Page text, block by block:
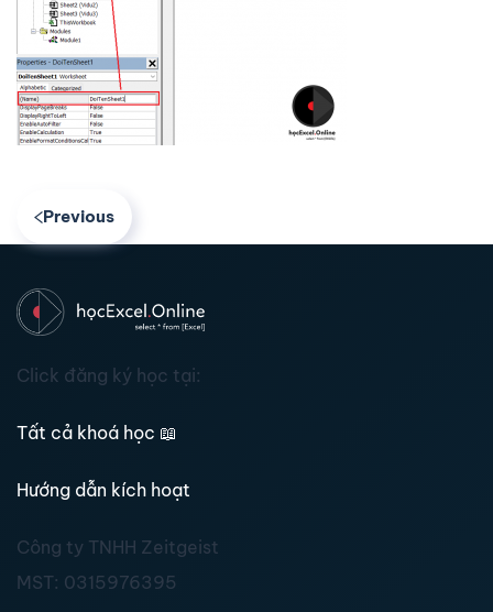
Previous
Click đăng ký học tại:
Tất cả khoá học 📖
Hướng dẫn kích hoạt
Công ty TNHH Zeitgeist
MST: 0315976395